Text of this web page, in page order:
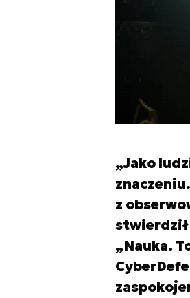
„Jako
z
stwierdził
„Nauka.